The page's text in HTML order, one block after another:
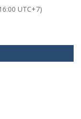
UTC+7)